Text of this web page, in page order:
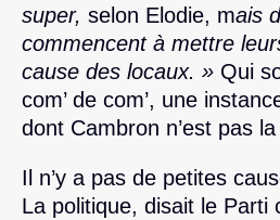
super, selon Elodie, mais
commencent à mettre
cause des locaux. » Qui
com’ de com’, une
dont Cambron n’est pas
Il n’y a pas de petites
La politique, disait le Parti